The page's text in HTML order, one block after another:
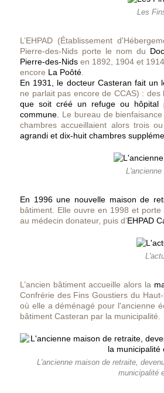
Les
L’EHPAD (Établissement
Pierre-des-Nids porte le nom du
Pierre-des-Nids en 1892, 1904 et
encore La Poôté
En 1931, le docteur Casteran fait un
ne parlait pas encore de CCAS) :
que soit créé un refuge ou hôpital
commune.
Le bureau de
chambres accueillaient alors trois
agrandi et dix-huit chambres
L'ancienne
En 1996 une nouvelle maison de
bâtiment. Elle ouvre en 1998 et porte
au médecin donateur, puis d’EHPAD
L’ancien bâtiment accueille alors la
Confrérie des Fins Goustiers du
où elle a déménagé pour l'ancienne
bâtiment Casteran par la municipalité.
L'ancienne maison de retraite,
municipalité